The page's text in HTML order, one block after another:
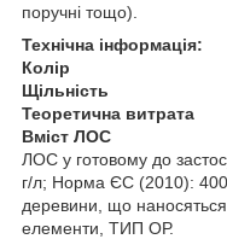
поручні тощо).
Технічна інформація:
Теоретична
Вміст
ЛОС у готовому до
г/л; Норма ЄС (2010): 400
деревини, що наносяться
елементи, ТИП ОР.